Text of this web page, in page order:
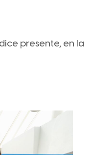
presente, en la